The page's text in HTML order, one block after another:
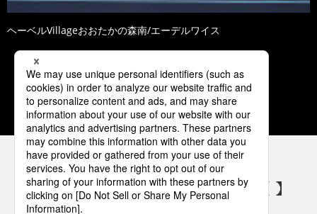
ヘーベルVillageおおたかの森南/エーデルワイス
1 2 3 4 5
パナソニックの電気設備 SNSアカウント